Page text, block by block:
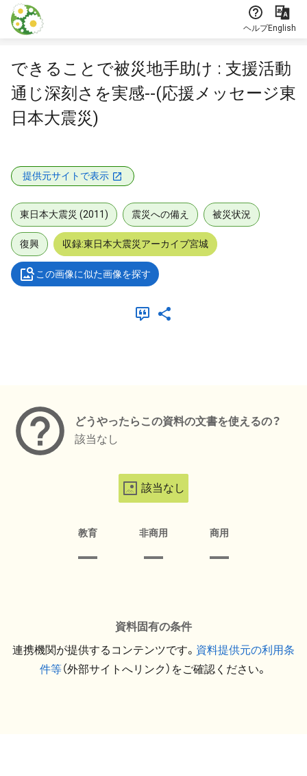
本文に飛ぶ
ヘルプEnglish
できることで被災地手助け : 支援活動
通じ深刻さを実感--(応援メッセージ東
日本大震災)
提供元サイトで表示
東日本大震災 (2011) 震災への備え 被災状況
復興 収録:東日本大震災アーカイブ宮城
この画像に似た画像を探す
どうやったらこの資料の文書を使えるの？
該当なし
該当なし
教育 非商用 商用
資料固有の条件
連携機関が提供するコンテンツです。 資料提供元の利用条
件等（外部サイトへリンク）をご確認ください。